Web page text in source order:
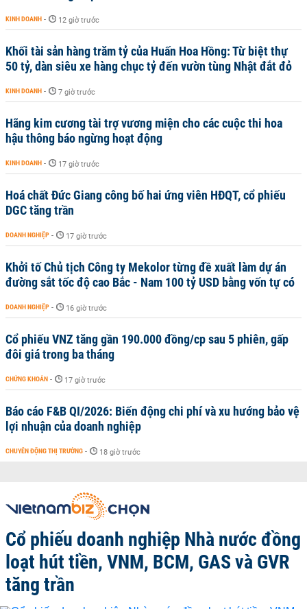
KINH DOANH - 12 giờ trước
Khối tài sản hàng trăm tỷ của Huấn Hoa Hồng: Từ biệt thự
50 tỷ, dàn siêu xe hàng chục tỷ đến vườn tùng Nhật đắt đỏ
KINH DOANH - 7 giờ trước
Hãng kim cương tài trợ vương miện cho các cuộc thi hoa
hậu thông báo ngừng hoạt động
KINH DOANH - 17 giờ trước
Hoá chất Đức Giang công bố hai ứng viên HĐQT, cổ phiếu
DGC tăng trần
DOANH NGHIỆP - 17 giờ trước
Khởi tố Chủ tịch Công ty Mekolor từng đề xuất làm dự án
đường sắt tốc độ cao Bắc - Nam 100 tỷ USD bằng vốn tự có
DOANH NGHIỆP - 16 giờ trước
Cổ phiếu VNZ tăng gần 190.000 đồng/cp sau 5 phiên, gấp
đôi giá trong ba tháng
CHỨNG KHOÁN - 17 giờ trước
Báo cáo F&B QI/2026: Biến động chi phí và xu hướng bảo vệ
lợi nhuận của doanh nghiệp
CHUYỂN ĐỘNG THỊ TRƯỜNG - 18 giờ trước
Cổ phiếu doanh nghiệp Nhà nước đồng
loạt hút tiền, VNM, BCM, GAS và GVR
tăng trần